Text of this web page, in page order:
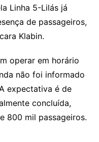
Linha 5-Lilás já
de passageiros,
Klabin.
operar em horário
não foi informado
expectativa é de
concluída,
800 mil passageiros.